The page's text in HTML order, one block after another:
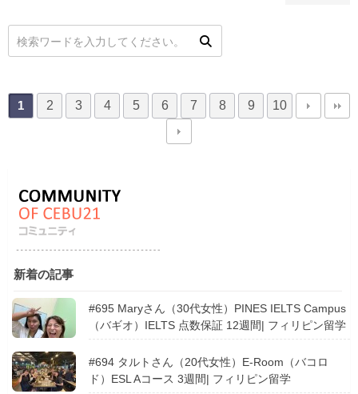
1 2 3 4 5 6 7 8 9 10
新着の記事
#695 Maryさん（30代女性）PINES IELTS Campus
（バギオ）IELTS 点数保証 12週間| フィリピン留学
#694 タルトさん（20代女性）E-Room（バコロ
ド）ESL Aコース 3週間| フィリピン留学